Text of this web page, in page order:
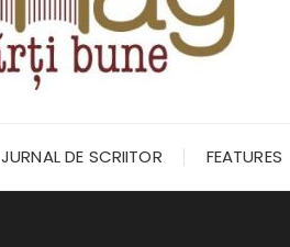
JURNAL DE SCRIITOR FEATURES